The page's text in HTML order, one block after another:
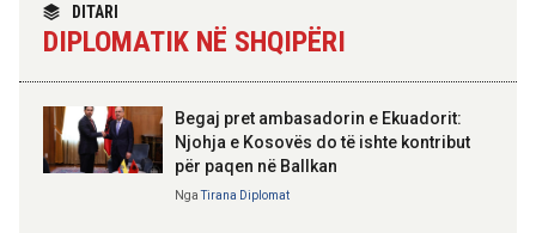
Rritet me 127 miliardë lekë
qarkullimi i bizneseve në
gjashtëmujorin e parë 2026
11:44 07-08-2026
Turistët e huaj: Durrësi na
surprizoi me mikpritjen, plazhet
dhe çmimet e favorshme
Skënderbeut dhe Ismail
DITARI
DIPLOMATIK NË SHQIPËRI
Begaj pret ambasadorin e Ekuadorit:
Njohja e Kosovës do të ishte kontribut
për paqen në Ballkan
NgaTirana Diplomat